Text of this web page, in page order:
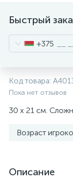
Быстрый
+375
Код товара:
Пока нет отзывов
30 x 21 см.
Возраст
Описание